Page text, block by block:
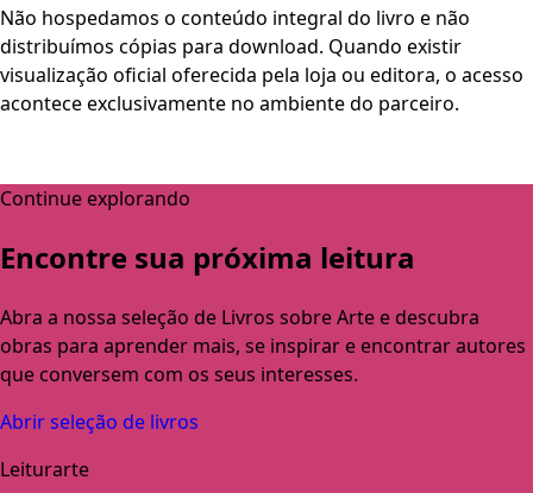
Não hospedamos o conteúdo integral do livro e não
distribuímos cópias para download. Quando existir
visualização oficial oferecida pela loja ou editora, o acesso
acontece exclusivamente no ambiente do parceiro.
Continue explorando
Encontre sua próxima leitura
Abra a nossa seleção de Livros sobre Arte e descubra
obras para aprender mais, se inspirar e encontrar autores
que conversem com os seus interesses.
Abrir seleção de livros
Leiturarte